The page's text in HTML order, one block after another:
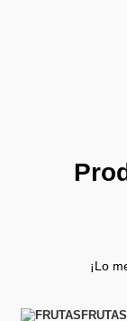
¡Lo
FRUTAS